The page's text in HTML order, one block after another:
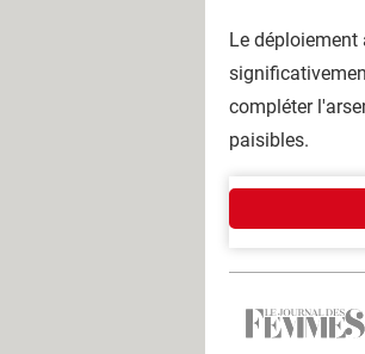
Le déploiement
compléter
paisibles.